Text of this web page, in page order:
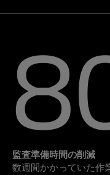
監査準備時間の削減
数週間かかっていた作